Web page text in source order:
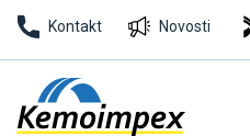
Kontakt Novosti